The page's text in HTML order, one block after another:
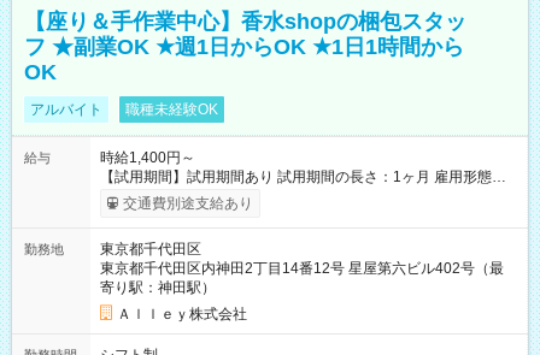
【座り＆手作業中心】香水shopの梱包スタッ
フ ★副業OK ★週1日からOK ★1日1時間から
OK
アルバイト 職種未経験OK
給与
時給1,400円～
【試用期間】試用期間あり 試用期間の長さ：1ヶ月 雇用形態、
給与は本採用時と同じです。
交通費別途支給あり
勤務地
東京都千代田区
東京都千代田区内神田2丁目14番12号 星屋第六ビル402号（最
寄り駅：神田駅）
Ａｌｌｅｙ株式会社